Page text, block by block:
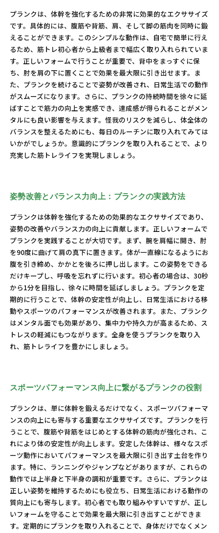
プランクは、体幹を強化するための非常に効果的なエクササイズ
です。具体的には、腹筋や背筋、肩、そして脚の筋肉を同時に鍛
えることができます。このシンプルな動作は、自宅で簡単に行え
るため、筋トレ初心者から上級者まで幅広く取り入れられていま
す。正しいフォームで行うことが重要で、背中をまっすぐに保
ち、肘を肩の下に置くことで効果を最大限に引き出せます。ま
た、プランクを続けることで姿勢が改善され、日常生活での動作
がスムーズになります。さらに、プランクの持続時間を徐々に延
ばすことで筋力の向上を実感でき、達成感が得られることがメン
タルにも良い影響を与えます。怪我のリスクを減らし、体全体の
バランスを整えるためにも、毎日のルーチンに取り入れてみては
いかがでしょうか。意識的にプランクを取り入れることで、より
充実した筋トレライフを実現しましょう。
姿勢改善とバランス力向上：プランクの実践方法
プランクは体幹を強化するための効果的なエクササイズであり、
姿勢の改善やバランス力の向上に貢献します。正しいフォームで
プランクを実践することが大切です。まず、腕を肩幅に開き、肘
を90度に曲げて肩の真下に置きます。体が一直線になるようにお
腹を引き締め、かかとを後ろに押し出します。この姿勢をできる
だけキープし、呼吸を忘れずに行います。初心者の場合は、30秒
から1分を目指し、徐々に時間を延ばしましょう。プランクを定
期的に行うことで、体幹の安定性が向上し、日常生活における移
動やスポーツのパフォーマンスが改善されます。また、プランク
はメンタル面でも効果があり、集中力や持久力が高まるため、ス
トレスの軽減にもつながります。全身を使うプランクを取り入
れ、筋トレライフを豊かにしましょう。
スポーツパフォーマンス向上に繋がるプランクの役割
プランクは、単に体幹を鍛えるだけでなく、スポーツパフォーマ
ンスの向上にも寄与する重要なエクササイズです。プランクを行
うことで、腹筋や背筋をはじめとする体幹の筋肉が強化され、こ
れにより体の安定性が向上します。安定した体幹は、様々なスポ
ーツ動作においてパフォーマンスを最大限に引き出す土台を作り
ます。特に、ランニングやジャンプなどがありますが、これらの
動作では上半身と下半身の調和が重要です。さらに、プランクは
正しい姿勢を維持するためにも役立ち、日常生活における動作の
質向上にも寄与します。初心者でも取り組みやすいですが、正し
いフォームを守ることで効果を最大限に引き出すことができま
す。定期的にプランクを取り入れることで、身体だけでなくメン